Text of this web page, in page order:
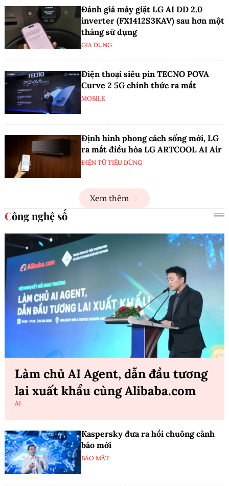
Đánh giá máy giặt LG AI DD 2.0
inverter (FX1412S3KAV) sau hơn một
tháng sử dụng
GIA DỤNG
Điện thoại siêu pin TECNO POVA
Curve 2 5G chính thức ra mắt
MOBILE
Định hình phong cách sống mới, LG
ra mắt điều hòa LG ARTCOOL AI Air
ĐIỆN TỬ TIÊU DÙNG
Xem thêm
Công nghệ số
Làm chủ AI Agent, dẫn đầu tương
lai xuất khẩu cùng Alibaba.com
AI
Kaspersky đưa ra hồi chuông cảnh
báo mới
BẢO MẬT